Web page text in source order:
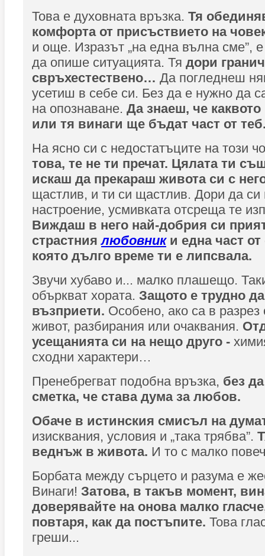
Това е духовната връзка. Тя
комфорта от присъствието на
и още. Изразът „на една вълна сме”,
да опише ситуацията. Тя дори
свръхестествено… Да погледнеш
усетиш в себе си. Без да е нужно да
на опознаване. Да знаеш, че
или тя винаги ще бъдат част от
На ясно си с недостатъците на този
това, те не ти пречат. Цялата ти
искаш да прекараш живота си с
щастлив, и ти си щастлив. Дори да
настроение, усмивката отсреща те
Виждаш в него най-добрия си
страстниялюбовники една част
която дълго време ти е липсвала.
Звучи хубаво и... малко плашещо.
объркват хората. Защото е трудно
възприети. Особено, ако са в
живот, разбирания или очаквания.
усещанията си на нещо друго -
сходни характери…
Пренебрегват подобна връзка, без
сметка, че става дума за любов.
Обаче в истинския смисъл на
изисквания, условия и „така трябва”.
веднъж в живота. И то с малко
Борбата между сърцето и разума е
Винаги! Затова, в такъв момент,
доверявайте на онова малко
повтаря, как да постъпите. Това
греши...